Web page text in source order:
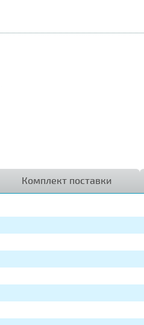
Комплект поставки